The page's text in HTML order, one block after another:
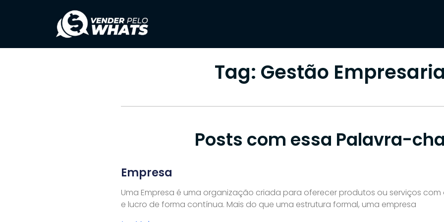
Tag: Gestão
Posts com essa Palavra-
Empresa
Uma Empresa é uma organização criada para oferecer produtos ou serviços
e lucro de forma contínua. Mais do que uma estrutura formal, uma empresa